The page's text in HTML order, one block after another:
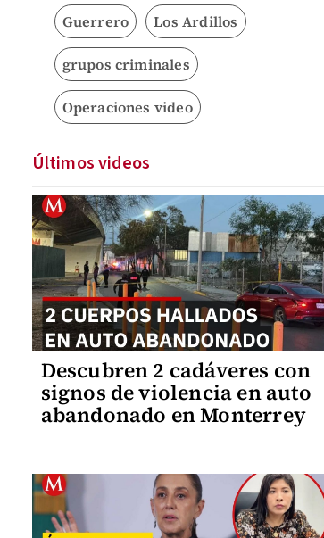
Guerrero Los Ardillos
grupos criminales
Operaciones video
Últimos videos
Descubren 2 cadáveres con
signos de violencia en auto
abandonado en Monterrey